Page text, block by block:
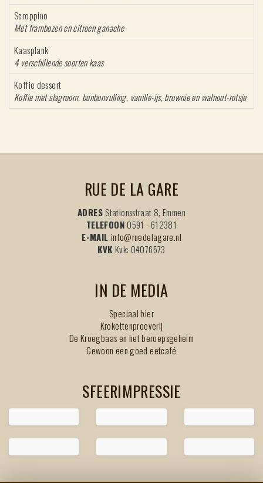
Scroppino
Met frambozen en citroen ganache
Kaasplank
4 verschillende soorten kaas
Koffie dessert
Koffie met slagroom, bonbonvulling, vanille-ijs, brownie en walnoot-rotsje
RUE DE LA GARE
ADRES Stationsstraat 8, Emmen
TELEFOON0591 - 612381
E-MAIL info@ruedelagare.nl
KVK Kvk: 04076573
IN DE MEDIA
Speciaal bier
Krokettenproeverij
De Kroegbaas en het beroepsgeheim
Gewoon een goed eetcafé
SFEERIMPRESSIE